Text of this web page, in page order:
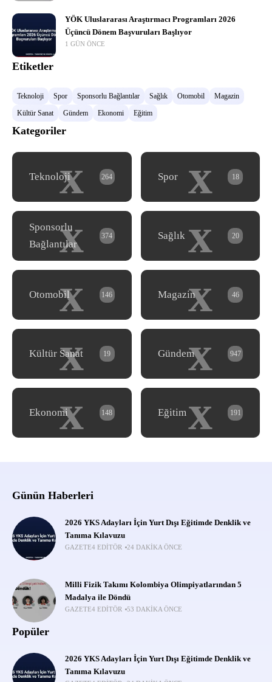
YÖK Uluslararası Araştırmacı Programları 2026
Üçüncü Dönem Başvuruları Başlıyor
1 GÜN ÖNCE
Etiketler
Teknoloji Spor Sponsorlu Bağlantılar Sağlık Otomobil
Magazin
Kültür Sanat
Gündem Ekonomi Eğitim
Kategoriler
x
Teknoloji 264 x
Spor 18
x
Sponsorlu
Bağlantılar
374 x
Sağlık 20
x
Otomobil 146 x
Magazin 46
x
Kültür Sanat 19 x
Gündem 947
x
Ekonomi 148 x
Eğitim 191
Günün Haberleri
2026 YKS Adayları İçin Yurt Dışı Eğitimde Denklik ve
Tanıma Kılavuzu
GAZETE4 EDITÖR 24 DAKIKA ÖNCE
Milli Fizik Takımı Kolombiya Olimpiyatlarından 5
Madalya ile Döndü
GAZETE4 EDITÖR 53 DAKIKA ÖNCE
Popüler
2026 YKS Adayları İçin Yurt Dışı Eğitimde Denklik ve
Tanıma Kılavuzu